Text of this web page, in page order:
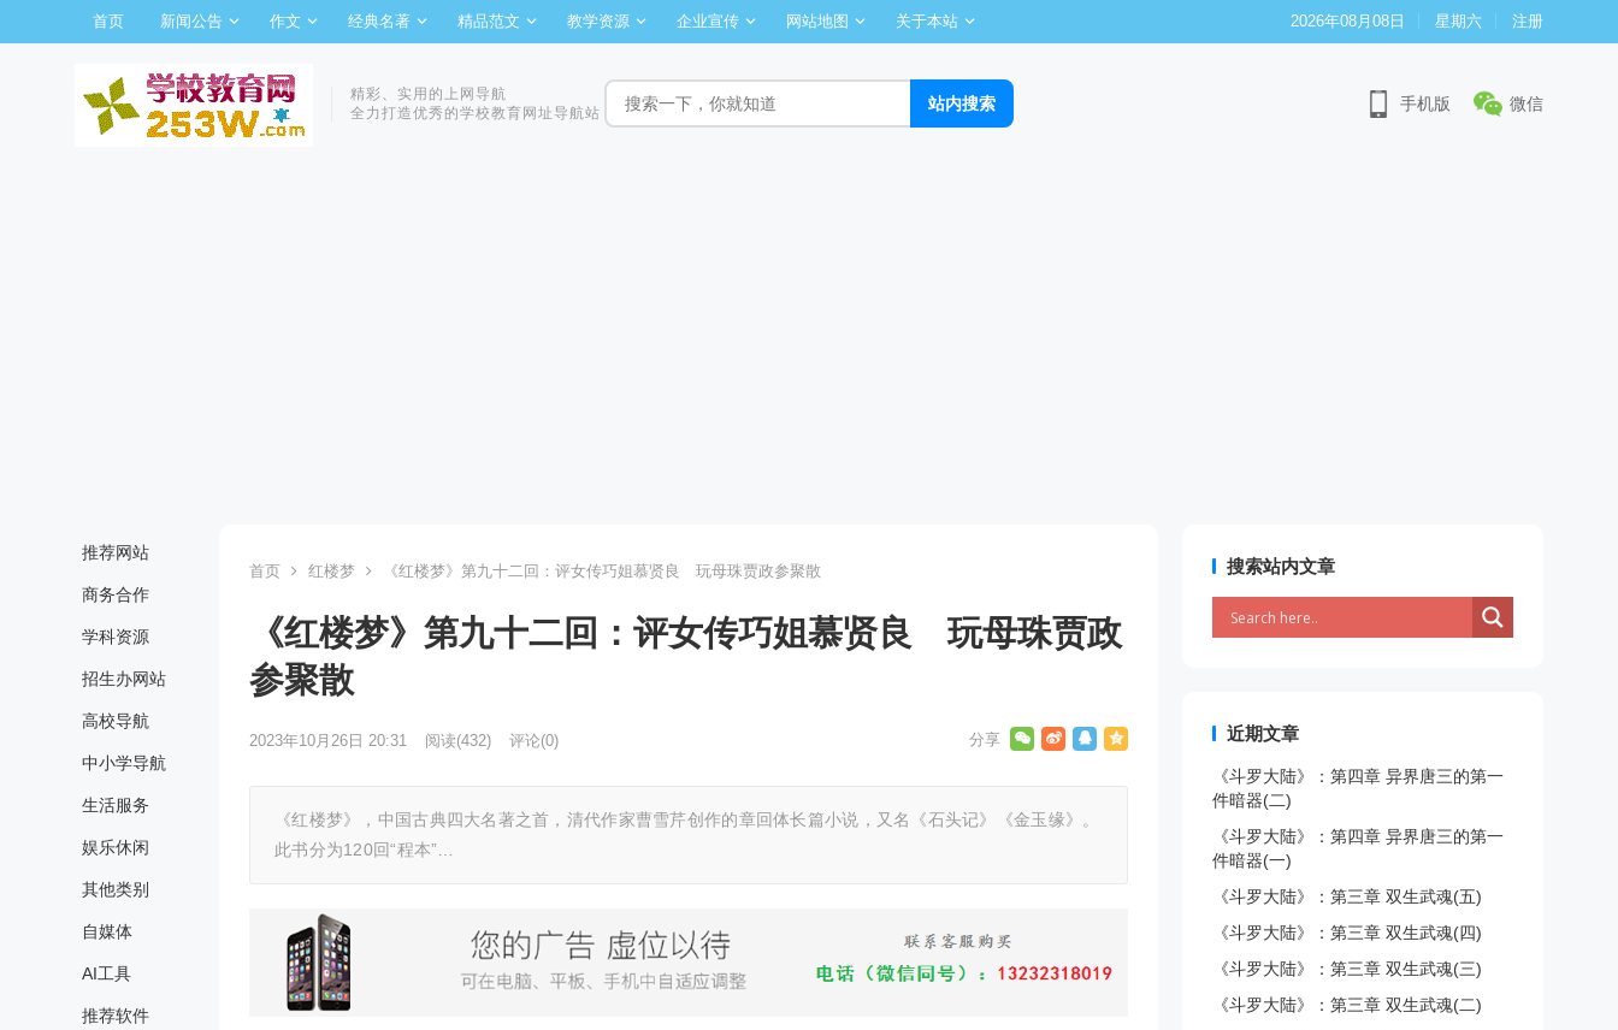
首页 新闻公告 作文 经典名著 精品范文 教学资源 企业宣传 网站地图 关于本站 2026年08月08日 星期六 注册
精彩、实用的上网导航
全力打造优秀的学校教育网址导航站
手机版 微信
推荐网站
商务合作
学科资源
招生办网站
高校导航
中小学导航
生活服务
娱乐休闲
其他类别
自媒体
AI工具
推荐软件
首页 红楼梦 《红楼梦》第九十二回：评女传巧姐慕贤良 玩母珠贾政参聚散
《红楼梦》第九十二回：评女传巧姐慕贤良 玩母珠贾政
参聚散
2023年10月26日 20:31 阅读(432) 评论(0)
《红楼梦》，中国古典四大名著之首，清代作家曹雪芹创作的章回体长篇小说，又名《石头记》《金玉缘》。
此书分为120回“程本”…
搜索站内文章
近期文章
《斗罗大陆》：第四章 异界唐三的第一
件暗器(二)
《斗罗大陆》：第四章 异界唐三的第一
件暗器(一)
《斗罗大陆》：第三章 双生武魂(五)
《斗罗大陆》：第三章 双生武魂(四)
《斗罗大陆》：第三章 双生武魂(三)
《斗罗大陆》：第三章 双生武魂(二)